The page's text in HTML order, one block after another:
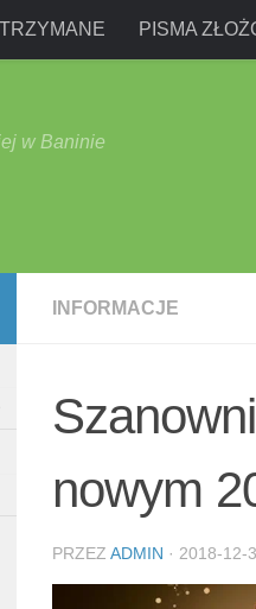
PISMA
w Baninie
INFORMACJE
nowym
PRZEZ ADMIN · 2018-12-